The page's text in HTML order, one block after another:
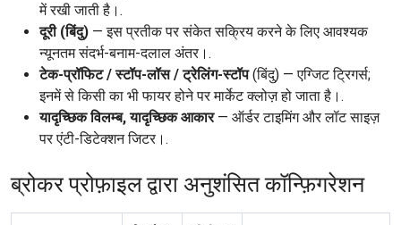
में रखी जाती है।.
दूरी (बिंदु) — इस प्रतीक पर संकेत सक्रिय करने के लिए आवश्यक
न्यूनतम संदर्भ-बनाम-दलाल अंतर।.
टेक-प्रॉफिट / स्टॉप-लॉस / ट्रेलिंग-स्टॉप(बिंदु) — एग्जिट ट्रिगर्स;
इनमें से किसी का भी फायर होने पर मार्केट क्लोज़ हो जाता है।.
यादृच्छिक विलम्ब, यादृच्छिक आकार— ऑर्डर टाइमिंग और लॉट साइज़
पर एंटी-डिटेक्शन जिटर।.
ब्रोकर प्रोफ़ाइल द्वारा अनुशंसित कॉन्फ़िगरेशन